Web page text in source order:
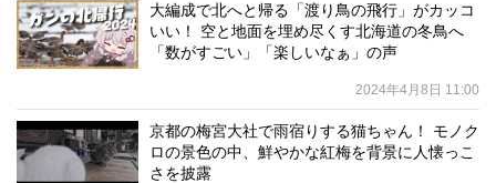
大編成で北へと帰る「渡り鳥の飛行」がカッコ
いい！ 空と地面を埋め尽くす北海道の冬鳥へ
「数がすごい」「楽しいなぁ」の声
2024年4月8日 11:00
京都の梅宮大社で雨宿りする猫ちゃん！ モノク
ロの景色の中、鮮やかな紅梅を背景に人懐っこ
さを披露